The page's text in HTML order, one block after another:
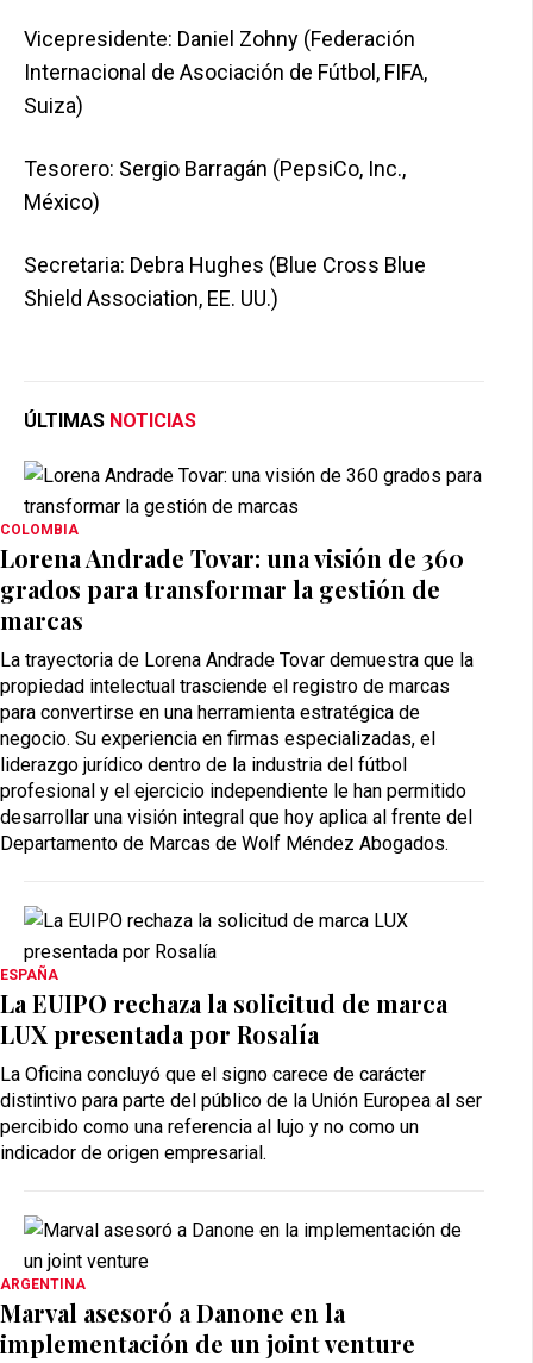
Vicepresidente: Daniel Zohny (Federación
Internacional de Asociación de Fútbol, FIFA,
Suiza)
Tesorero: Sergio Barragán (PepsiCo, Inc.,
México)
Secretaria: Debra Hughes (Blue Cross Blue
Shield Association, EE. UU.)
ÚLTIMAS NOTICIAS
COLOMBIA
Lorena Andrade Tovar: una visión de 360
grados para transformar la gestión de
marcas
La trayectoria de Lorena Andrade Tovar demuestra que la
propiedad intelectual trasciende el registro de marcas
para convertirse en una herramienta estratégica de
negocio. Su experiencia en firmas especializadas, el
liderazgo jurídico dentro de la industria del fútbol
profesional y el ejercicio independiente le han permitido
desarrollar una visión integral que hoy aplica al frente del
Departamento de Marcas de Wolf Méndez Abogados.
ESPAÑA
La EUIPO rechaza la solicitud de marca
LUX presentada por Rosalía
La Oficina concluyó que el signo carece de carácter
distintivo para parte del público de la Unión Europea al ser
percibido como una referencia al lujo y no como un
indicador de origen empresarial.
ARGENTINA
Marval asesoró a Danone en la
implementación de un joint venture